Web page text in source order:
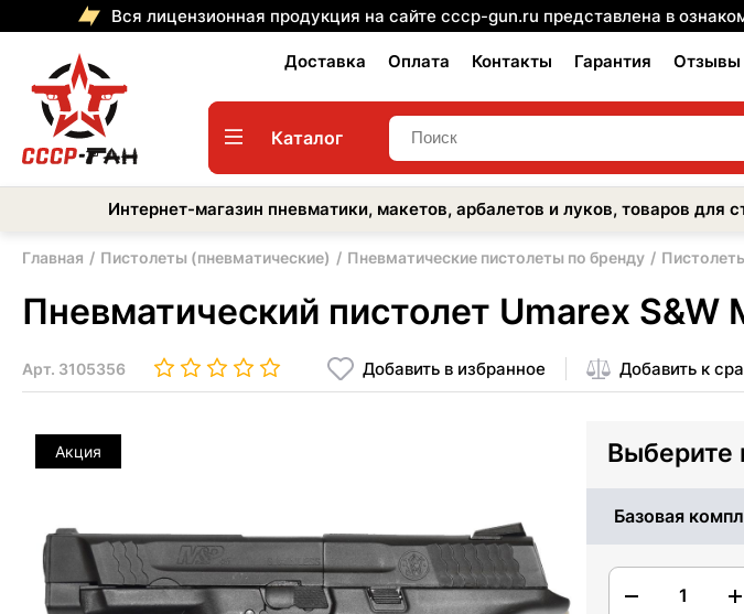
Вся лицензионная продукция на сайте cccp-gun.ru представлена в
Доставка Оплата Контакты Гарантия Отзывы
Каталог
Интернет-магазин пневматики, макетов, арбалетов и луков, товаров
Главная Пистолеты (пневматические) Пневматические пистолеты по бренду
Пневматический пистолет Umarex S&W
Арт. 3105356 Добавить в избранное Добавить к
Акция Выберите
Базовая
1